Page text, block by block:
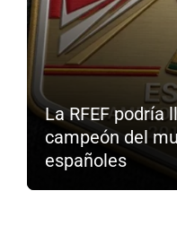
La RFEF podría
campeón del
españoles